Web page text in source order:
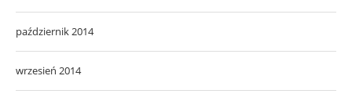
październik 2014
wrzesień 2014